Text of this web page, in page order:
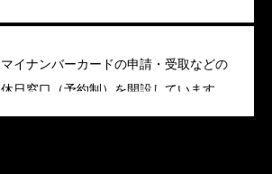
マイナンバーカードの申請・受取などの
休日窓口（予約制）を開設しています
（稲美町）